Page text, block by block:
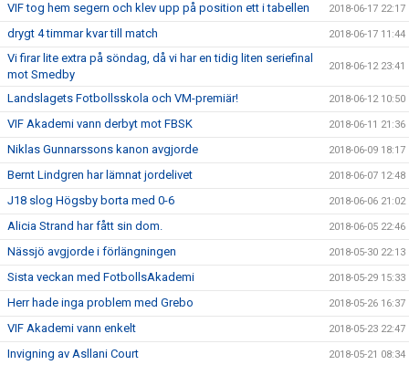
VIF tog hem segern och klev upp på position ett i tabellen 2018-06-17 22:17
drygt 4 timmar kvar till match 2018-06-17 11:44
Vi firar lite extra på söndag, då vi har en tidig liten seriefinal
mot Smedby
2018-06-12 23:41
Landslagets Fotbollsskola och VM-premiär! 2018-06-12 10:50
VIF Akademi vann derbyt mot FBSK 2018-06-11 21:36
Niklas Gunnarssons kanon avgjorde 2018-06-09 18:17
Bernt Lindgren har lämnat jordelivet 2018-06-07 12:48
J18 slog Högsby borta med 0-6 2018-06-06 21:02
Alicia Strand har fått sin dom. 2018-06-05 22:46
Nässjö avgjorde i förlängningen 2018-05-30 22:13
Sista veckan med FotbollsAkademi 2018-05-29 15:33
Herr hade inga problem med Grebo 2018-05-26 16:37
VIF Akademi vann enkelt 2018-05-23 22:47
Invigning av Asllani Court 2018-05-21 08:34